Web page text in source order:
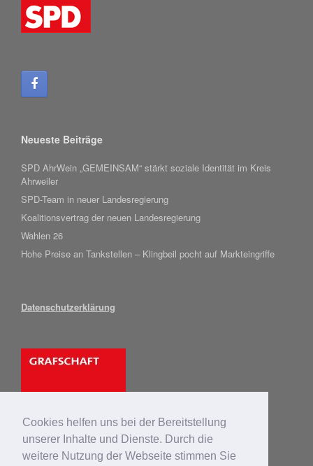
Cookies helfen uns bei der Bereitstellung
unserer Inhalte und Dienste. Durch die
weitere Nutzung der Webseite stimmen Sie
Neueste Beiträge
SPD AhrWein „GEMEINSAM“ stärkt soziale Identität im Kreis
Ahrweiler
SPD-Team in neuer Landesregierung
Koalitionsvertrag der neuen Landesregierung
Wahlen 26
Hohe Preise an Tankstellen – Klingbeil pocht auf Markteingriffe
Datenschutzerklärung